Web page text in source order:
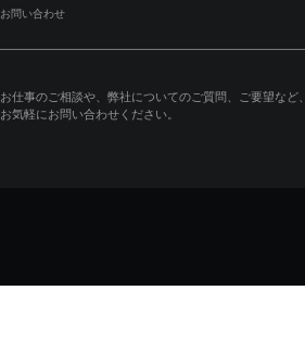
お問い合わせ
お仕事のご相談や、弊社についてのご質問、ご要望など、
お気軽にお問い合わせください。